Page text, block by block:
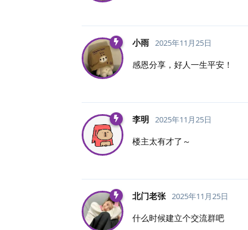
小雨 2025年11月25日
感恩分享，好人一生平安！
李明 2025年11月25日
楼主太有才了～
北门老张 2025年11月25日
什么时候建立个交流群吧